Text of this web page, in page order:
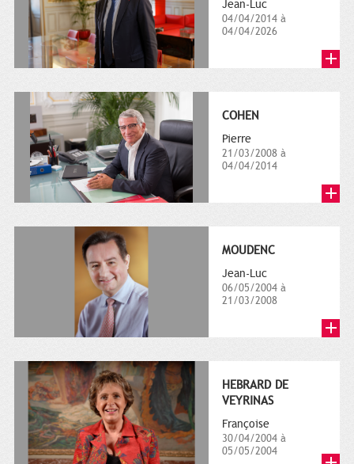
Jean-Luc
04/04/2014 à
04/04/2026
COHEN
Pierre
21/03/2008 à
04/04/2014
MOUDENC
Jean-Luc
06/05/2004 à
21/03/2008
HEBRARD DE
VEYRINAS
Françoise
30/04/2004 à
05/05/2004